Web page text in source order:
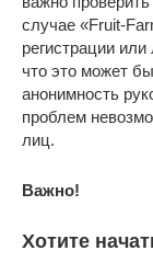
случае «Fruit-
регистрации
что это может
анонимность
проблем
лиц.
Важно!
Хотите